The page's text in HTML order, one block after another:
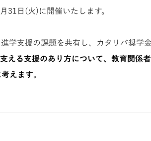
31日(火)に開催いたします。
学支援の課題を共有し、カタリバ奨学
える支援のあり方について、教育関係
えます。